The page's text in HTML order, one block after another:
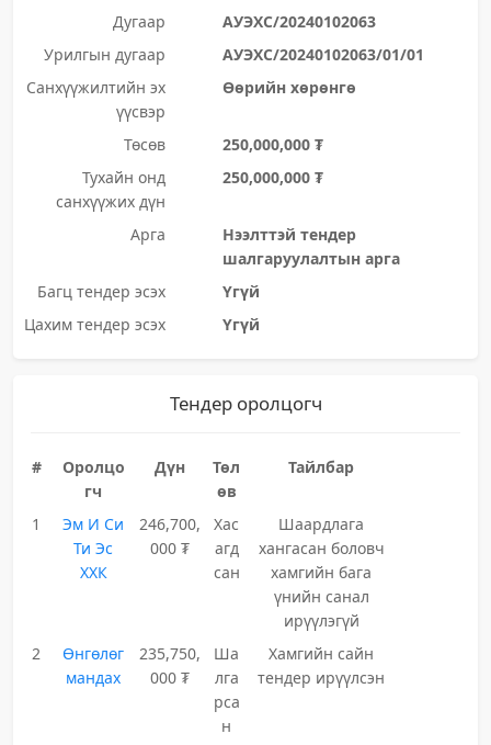
Дугаар
АУЭХС/20240102063
Урилгын дугаар
АУЭХС/20240102063/01/01
Санхүүжилтийн эх
үүсвэр
Өөрийн хөрөнгө
Төсөв
250,000,000 ₮
Тухайн онд
санхүүжих дүн
250,000,000 ₮
Арга
Нээлттэй тендер
шалгаруулалтын арга
Багц тендер эсэх
Үгүй
Цахим тендер эсэх
Үгүй
Тендер оролцогч
#
Оролцо
гч
Дүн
Төл
өв
Тайлбар
1
Эм И Си
Ти Эс
ХХК
246,700,
000 ₮
Хас
агд
сан
Шаардлага
хангасан боловч
хамгийн бага
үнийн санал
ирүүлэгүй
2
Өнгөлөг
мандах
235,750,
000 ₮
Ша
лга
рса
н
Хамгийн сайн
тендер ирүүлсэн